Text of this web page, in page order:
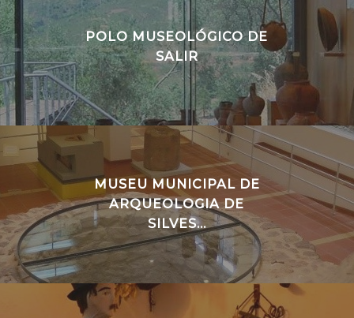
POLO MUSEOLÓGICO DE
SALIR
MUSEU MUNICIPAL DE
ARQUEOLOGIA DE
SILVES...